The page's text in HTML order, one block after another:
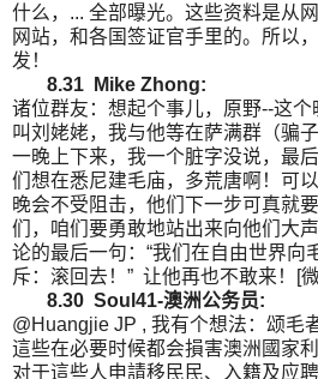
什么，... 全部曝光。这些资料是从
网站，和各国签证官手里的。所以
发！
8.31 Mike Zhong:
诸位群友：想起个事儿，原野--这
叫刘姥姥，我与他等在萨满群（骗
一晚上下来，我一个脏字没说，最
们想在悉尼建毛庙，多荒唐啊！可
晚会不受阻击，他们下一步可真就
们，咱们要勇敢地站出来向他们大
论的最后一句：“我们在自由世界向
斥：滚回去！” 让他再也不敢来！[
8.30 Soul41-澳洲公务员:
@Huangjie JP , 我有个想法：颂毛
這些在必要时候都会損害澳洲國家
对于這些人申請移民民、入籍及应